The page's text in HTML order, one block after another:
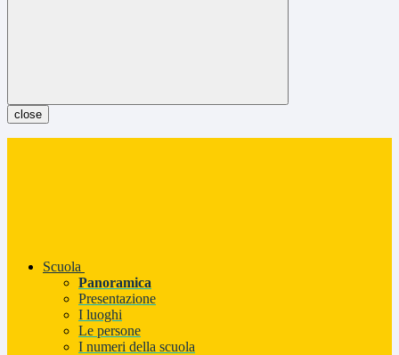
close
Scuola
Panoramica
Presentazione
I luoghi
Le persone
I numeri della scuola